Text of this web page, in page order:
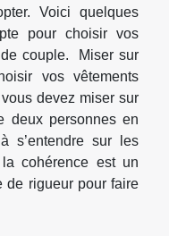
Voici quelques
pour choisir vos
de couple. Miser sur
vos vêtements
devez miser sur
deux personnes en
s’entendre sur les
cohérence est un
de rigueur pour faire